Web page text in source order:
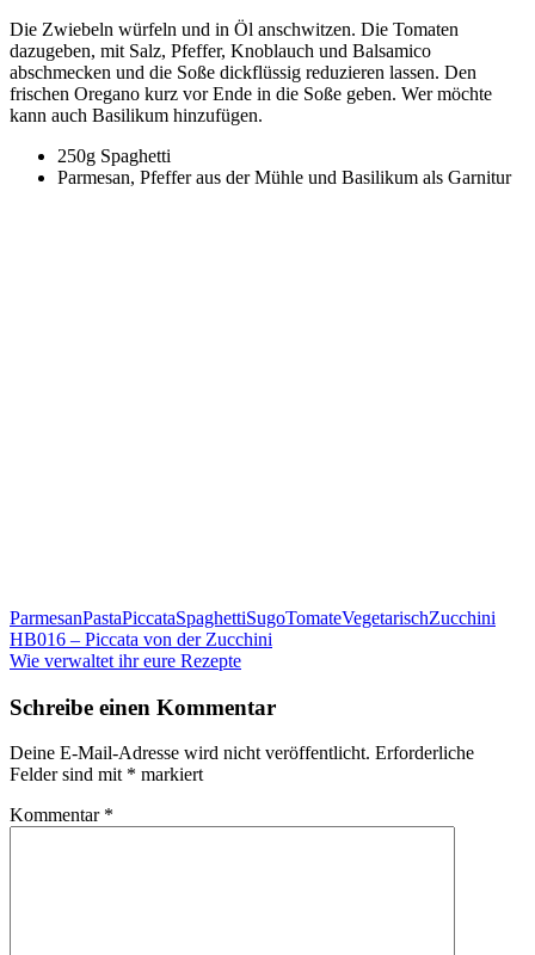
Die Zwiebeln würfeln und in Öl anschwitzen. Die Tomaten
dazugeben, mit Salz, Pfeffer, Knoblauch und Balsamico
abschmecken und die Soße dickflüssig reduzieren lassen. Den
frischen Oregano kurz vor Ende in die Soße geben. Wer möchte
kann auch Basilikum hinzufügen.
250g Spaghetti
Parmesan, Pfeffer aus der Mühle und Basilikum als Garnitur
ParmesanPastaPiccataSpaghettiSugoTomateVegetarischZucchini
Beitragsnavigation
HB016 – Piccata von der Zucchini
Wie verwaltet ihr eure Rezepte
Schreibe einen Kommentar
Deine E-Mail-Adresse wird nicht veröffentlicht. Erforderliche
Felder sind mit * markiert
Kommentar *